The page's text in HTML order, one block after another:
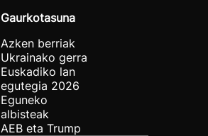
Gaurkotasuna
Azken berriak
Ukrainako gerra
Euskadiko lan
egutegia 2026
Eguneko
albisteak
AEB eta Trump